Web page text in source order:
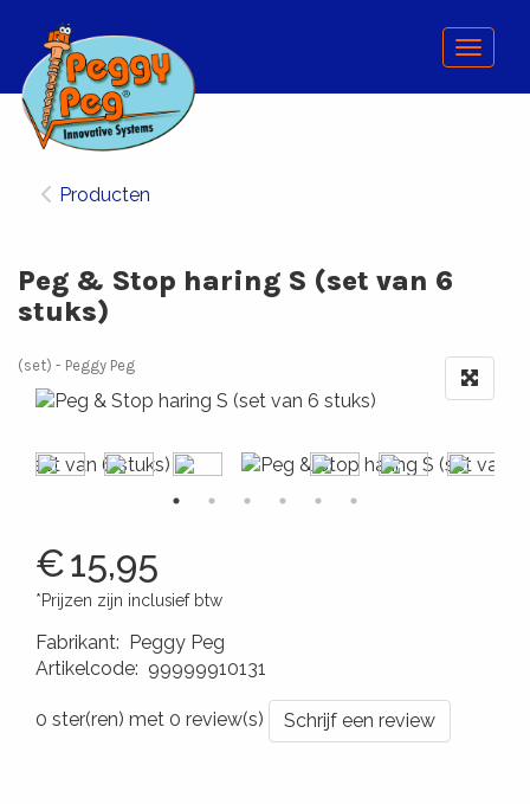
Menu
Producten
Peg & Stop haring S (set van 6
stuks)
(set) Peggy Peg
€15,95
*Prijzen zijn inclusief btw
Fabrikant: Peggy Peg
Artikelcode: 99999910131
0 ster(ren) met 0 review(s)
Schrijf een review